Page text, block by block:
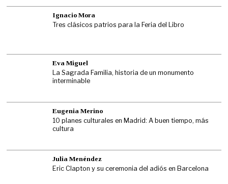
Ignacio Mora
Tres clásicos patrios para la Feria del Libro
Eva Miguel
La Sagrada Familia, historia de un monumento
interminable
Eugenia Merino
10 planes culturales en Madrid: A buen tiempo, más
cultura
Julia Menéndez
Eric Clapton y su ceremonia del adiós en Barcelona